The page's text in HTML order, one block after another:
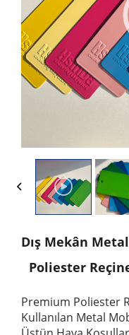
Dış Mekân
Poliester
Premium Poliester
Kullanılan Metal